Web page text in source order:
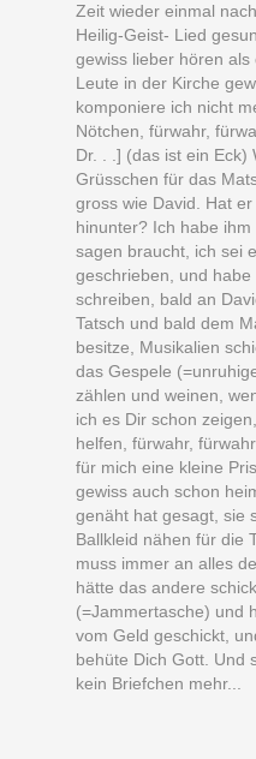
Zeit wieder einmal
Heilig-Geist- Lied
gewiss lieber hören
Leute in der Kirche
komponiere ich nicht
Nötchen, fürwahr,
Dr. . .] (das ist ein
Grüsschen für das
gross wie David. Hat
hinunter? Ich habe
sagen braucht, ich sei
geschrieben, und
schreiben, bald an
Tatsch und bald dem
besitze, Musikalien
das Gespele
zählen und weinen,
ich es Dir schon
helfen, fürwahr,
für mich eine kleine
gewiss auch schon
genäht hat gesagt, sie
Ballkleid nähen für die
muss immer an alles
hätte das andere
(=Jammertasche) und
vom Geld geschickt,
behüte Dich Gott. Und
kein Briefchen mehr...